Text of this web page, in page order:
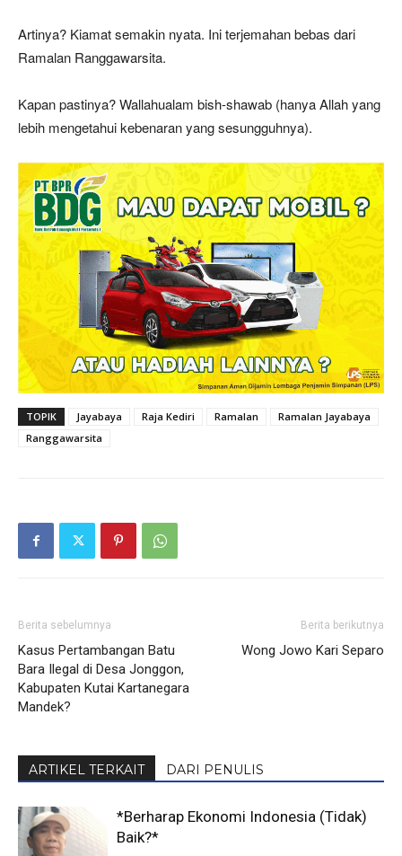
Artinya? Kiamat semakin nyata. Ini terjemahan bebas dari
Ramalan Ranggawarsita.
Kapan pastinya? Wallahualam bish-shawab (hanya Allah yang
lebih mengetahui kebenaran yang sesungguhnya).
TOPIK Jayabaya Raja Kediri Ramalan
Ramalan Jayabaya
Ranggawarsita
Berita sebelumnya
Kasus Pertambangan Batu
Bara Ilegal di Desa Jonggon,
Kabupaten Kutai Kartanegara
Mandek?
Berita berikutnya
Wong Jowo Kari Separo
ARTIKEL TERKAIT DARI PENULIS
*Berharap Ekonomi Indonesia (Tidak)
Baik?*